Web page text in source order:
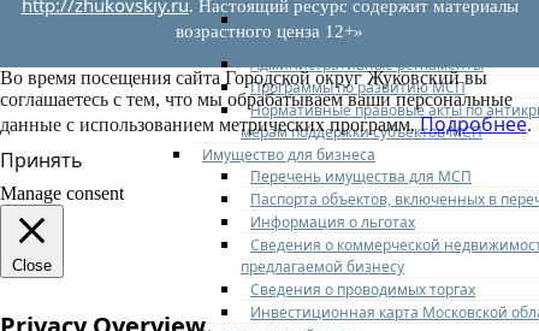
Нормативные правовые акты по
перечней
Административные регламенты
Программы по развитию МСП
Нормативные правовые акты по
мерам поддержки субъектов МСП
Имущество для бизнеса
Перечень имущества для МСП
Паспорта объектов, включенных в
Информация о льготах
Сведения о коммерческой
предлагаемой бизнесу
Сведения о проводимых торгах
Инвестиционная карта Московской
. Настоящий ресурс содержит материалы
возрастного ценза 12+»
Во время посещения сайта Городской округ Жуковский вы
соглашаетесь с тем, что мы обрабатываем ваши персональные
данные с использованием метрических программ.Подробнее.
Принять
Manage consent
Close